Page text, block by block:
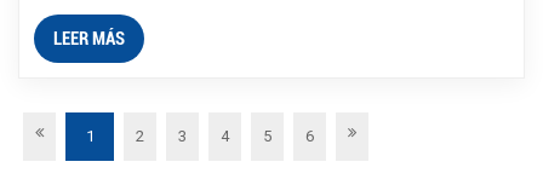
LEER MÁS
1 2 3 4 5 6